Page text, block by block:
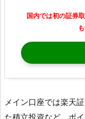
国内では初の証券
メイン口座では楽天
た積立投資など、ポ